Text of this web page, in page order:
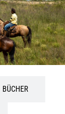
BÜCHER